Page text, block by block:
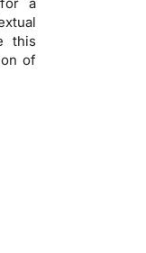
this
of